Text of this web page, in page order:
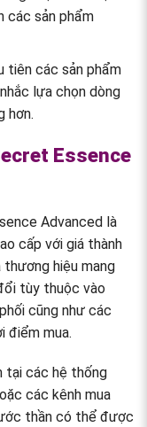
các sản phẩm
tiên các sản phẩm
lựa chọn dòng
hơn.
Essence
Advanced là
cấp với giá thành
hiệu mang
tùy thuộc vào
cũng như các
điểm mua.
tại các hệ thống
các kênh mua
thần có thể được